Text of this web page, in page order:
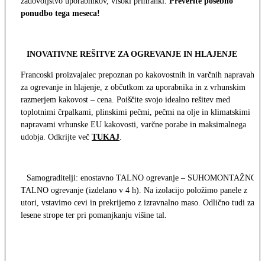
ponudbo tega meseca!
INOVATIVNE REŠITVE ZA OGREVANJE IN HLAJENJE
Francoski proizvajalec prepoznan po kakovostnih in varčnih napravah
za ogrevanje in hlajenje, z občutkom za uporabnika in z vrhunskim
razmerjem kakovost – cena. Poiščite svojo idealno rešitev med
toplotnimi črpalkami, plinskimi pečmi, pečmi na olje in klimatskimi
napravami vrhunske EU kakovosti, varčne porabe in maksimalnega
udobja. Odkrijte več TUKAJ.
Samograditelji: enostavno TALNO ogrevanje – SUHOMONTAŽNO
TALNO ogrevanje (izdelano v 4 h). Na izolacijo položimo panele z
utori, vstavimo cevi in prekrijemo z izravnalno maso. Odlično tudi za
lesene strope ter pri pomanjkanju višine tal.